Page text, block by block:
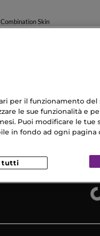
Combination Skin
Reso
per il funzionamento
le sue funzionalità e
Puoi modificare le tue
in fondo ad ogni pagina
tutti